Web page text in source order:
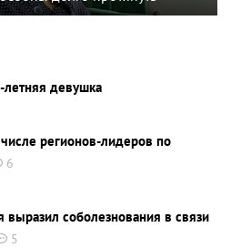
девушка
регионов-лидеров по
6
выразил соболезнования в связи
5